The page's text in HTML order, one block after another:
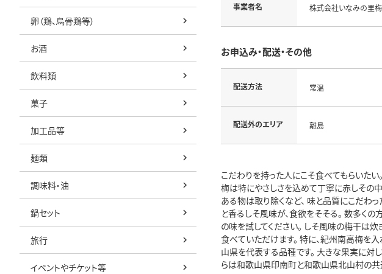
卵（鶏、烏骨鶏等）
お酒
飲料類
菓子
加工品等
麺類
調味料・油
鍋セット
旅行
イベントやチケット等
事業者名 株式会社いなみの里
お申込み・配送・その他
配送方法 常温
配送外のエリア 離島
こだわりを持った人にこそ食べてもらいたい
梅は特にやさしさを込めて丁寧に赤しその
ある物は取り除くなど、 味と品質にこだわ
と香るしそ風味が、食欲をそそる。 数多く
の味を試してください。 しそ風味の梅干は
食べていただけます。 特に、紀州南高梅を
山県を代表する品種です。 大きな果実に対
らは和歌山県印南町と和歌山県北山村の共